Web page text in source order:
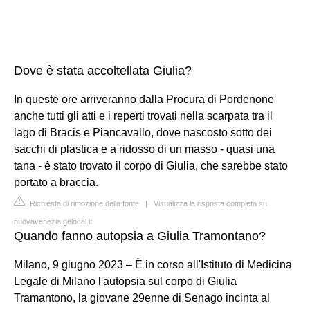
Dove è stata accoltellata Giulia?
In queste ore arriveranno dalla Procura di Pordenone
anche tutti gli atti e i reperti trovati nella scarpata tra il
lago di Bracis e Piancavallo, dove nascosto sotto dei
sacchi di plastica e a ridosso di un masso - quasi una
tana - è stato trovato il corpo di Giulia, che sarebbe stato
portato a braccia.
Richiesta di rimozione della fonte | Visualizza la risposta completa su
nuovavenezia.gelocal.it
Quando fanno autopsia a Giulia Tramontano?
Milano, 9 giugno 2023 – È in corso all'Istituto di Medicina
Legale di Milano l'autopsia sul corpo di Giulia
Tramantono, la giovane 29enne di Senago incinta al